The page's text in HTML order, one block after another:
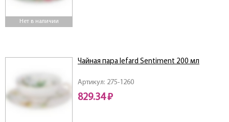
Нет в наличии
Артикул: 275-1260
Чайная пара lefard Sentiment 200 мл
829.34 ₽